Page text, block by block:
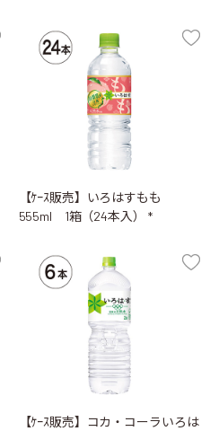
【ｹｰｽ販売】いろはすもも
555ml 1箱（24本入） *
【ｹｰｽ販売】コカ・コーラいろは